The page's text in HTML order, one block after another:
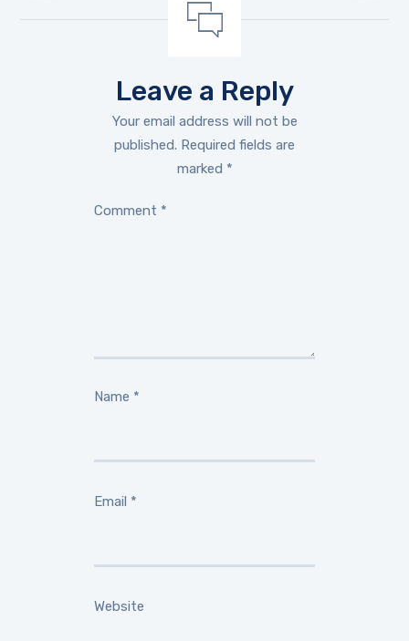
Leave a Reply
Your email address will not be
published. Required fields are
marked *
Comment *
Name *
Email *
Website